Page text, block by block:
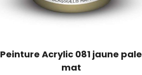
Peinture Acrylic 081 jaune pale
mat